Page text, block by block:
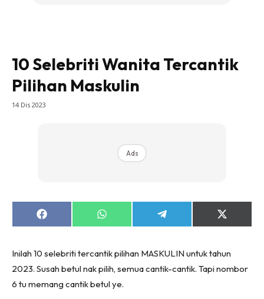
10 Selebriti Wanita Tercantik
Pilihan Maskulin
14 Dis 2023
Ads
Share
on
Share
on
Share
on
Share
on
Inilah 10 selebriti tercantik pilihan MASKULIN untuk tahun
2023. Susah betul nak pilih, semua cantik-cantik. Tapi nombor
6 tu memang cantik betul ye.